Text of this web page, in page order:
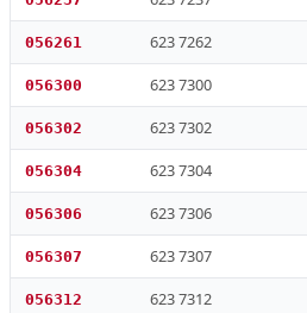
056261 623 7262
056300 623 7300
056302 623 7302
056304 623 7304
056306 623 7306
056307 623 7307
056312 623 7312